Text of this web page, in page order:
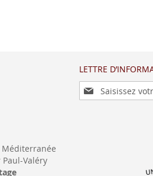
LETTRE
Inscription
à
Valéry